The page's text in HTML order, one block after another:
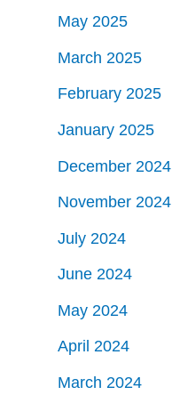
May 2025
March 2025
February 2025
January 2025
December 2024
November 2024
July 2024
June 2024
May 2024
April 2024
March 2024